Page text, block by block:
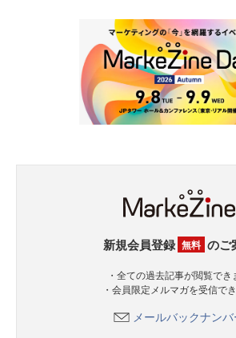
新規会員登録 無料 のご
・全ての過去記事が閲覧でき
・会員限定メルマガを受信で
メールバックナンバ